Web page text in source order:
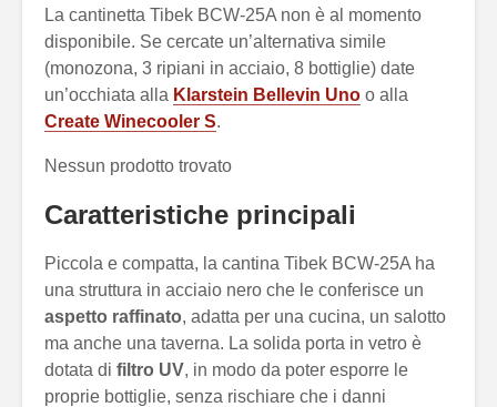
La cantinetta Tibek BCW-25A non è al momento
disponibile. Se cercate un’alternativa simile
(monozona, 3 ripiani in acciaio, 8 bottiglie) date
un’occhiata alla Klarstein Bellevin Uno o alla
Create Winecooler S.
Nessun prodotto trovato
Caratteristiche principali
Piccola e compatta, la cantina Tibek BCW-25A ha
una struttura in acciaio nero che le conferisce un
aspetto raffinato, adatta per una cucina, un salotto
ma anche una taverna. La solida porta in vetro è
dotata di filtro UV, in modo da poter esporre le
proprie bottiglie, senza rischiare che i danni